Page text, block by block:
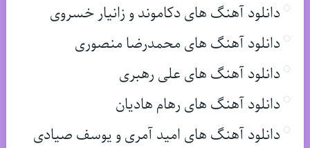
دانلود آهنگ های دکاموند و زانیار خسروی
دانلود آهنگ های محمدرضا منصوری
دانلود آهنگ های علی رهبری
دانلود آهنگ های رهام هادیان
دانلود آهنگ های امید آمری و یوسف صیادی